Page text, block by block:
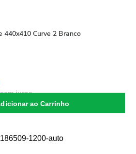
440x410 Curve 2 Branco
juros
ao Carrinho